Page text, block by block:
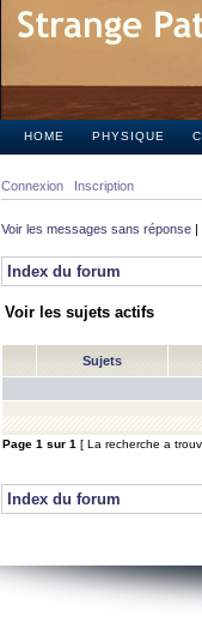
HOME PHYSIQUE
Connexion Inscription
Voir les messages sans réponse |
Index du forum
Voir les sujets actifs
Sujets
Page 1 sur 1 [ La recherche a
Index du forum